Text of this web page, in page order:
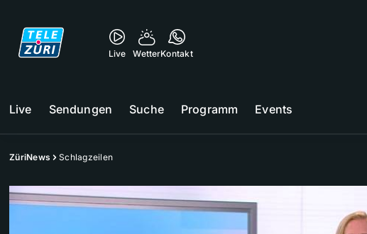
Live WetterKontakt
Live Sendungen Suche Programm Events
ZüriNews Schlagzeilen